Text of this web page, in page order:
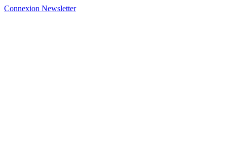
Connexion Newsletter